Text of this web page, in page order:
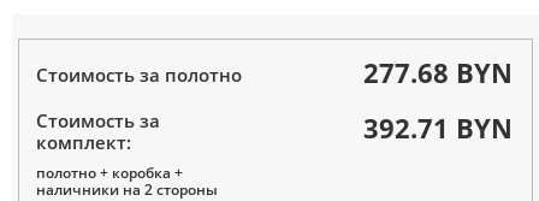
Стоимость за полотно 277.68 BYN
Стоимость за
комплект:
полотно + коробка +
наличники на 2 стороны
392.71 BYN